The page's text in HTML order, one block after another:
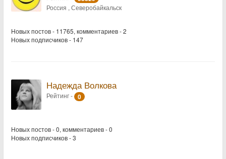
Россия , Северобайкальск
Новых постов - 11765, комментариев - 2
Новых подписчиков - 147
Надежда Волкова
Рейтинг - 0
Новых постов - 0, комментариев - 0
Новых подписчиков - 3